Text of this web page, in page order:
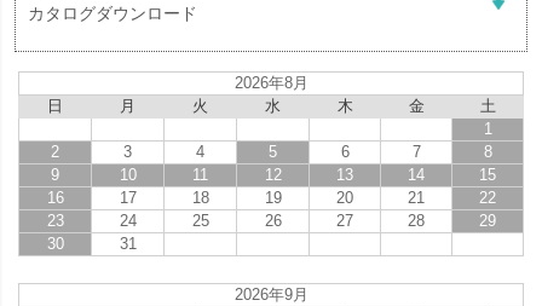
カタログダウンロード
2026年8月
日
月 火 水 木 金
土
1
2
3 4 5 6 7
8
9
10 11 12 13 14
15
16
17 18 19 20 21
22
23
24 25 26 27 28
29
30
31
2026年9月